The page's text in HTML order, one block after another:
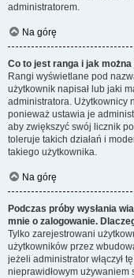
administratorem.
Na górę
Co to jest ranga i jak
Rangi wyświetlane pod
użytkownik napisał lub jaki
administratora. Użytkownicy
ponieważ ustawia je
aby zwiększyć swój licznik
toleruje takich działań i
takiego użytkownika.
Na górę
Podczas próby wysłania
mnie o zalogowanie.
Tylko zarejestrowani
użytkowników przez
jeżeli administrator włączył
nieprawidłowym